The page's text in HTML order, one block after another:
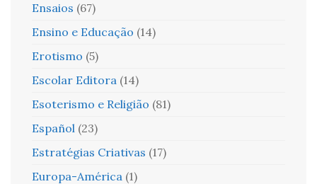
Ensaios (67)
Ensino e Educação (14)
Erotismo (5)
Escolar Editora (14)
Esoterismo e Religião (81)
Español (23)
Estratégias Criativas (17)
Europa-América (1)